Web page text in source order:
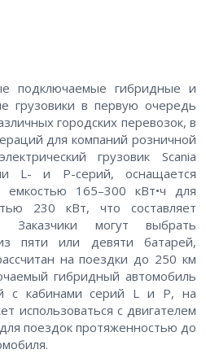
подключаемые гибридные и
грузовики в первую очередь
городских перевозок, в
для компаний розничной
грузовик Scania
L- и P-серий, оснащается
емкостью 165–300 кВт•ч для
230 кВт, что составляет
могут выбрать
пяти или девяти батарей,
на поездки до 250 км
гибридный автомобиль
с кабинами серий L и P, на
использоваться с двигателем
поездок протяженностью до